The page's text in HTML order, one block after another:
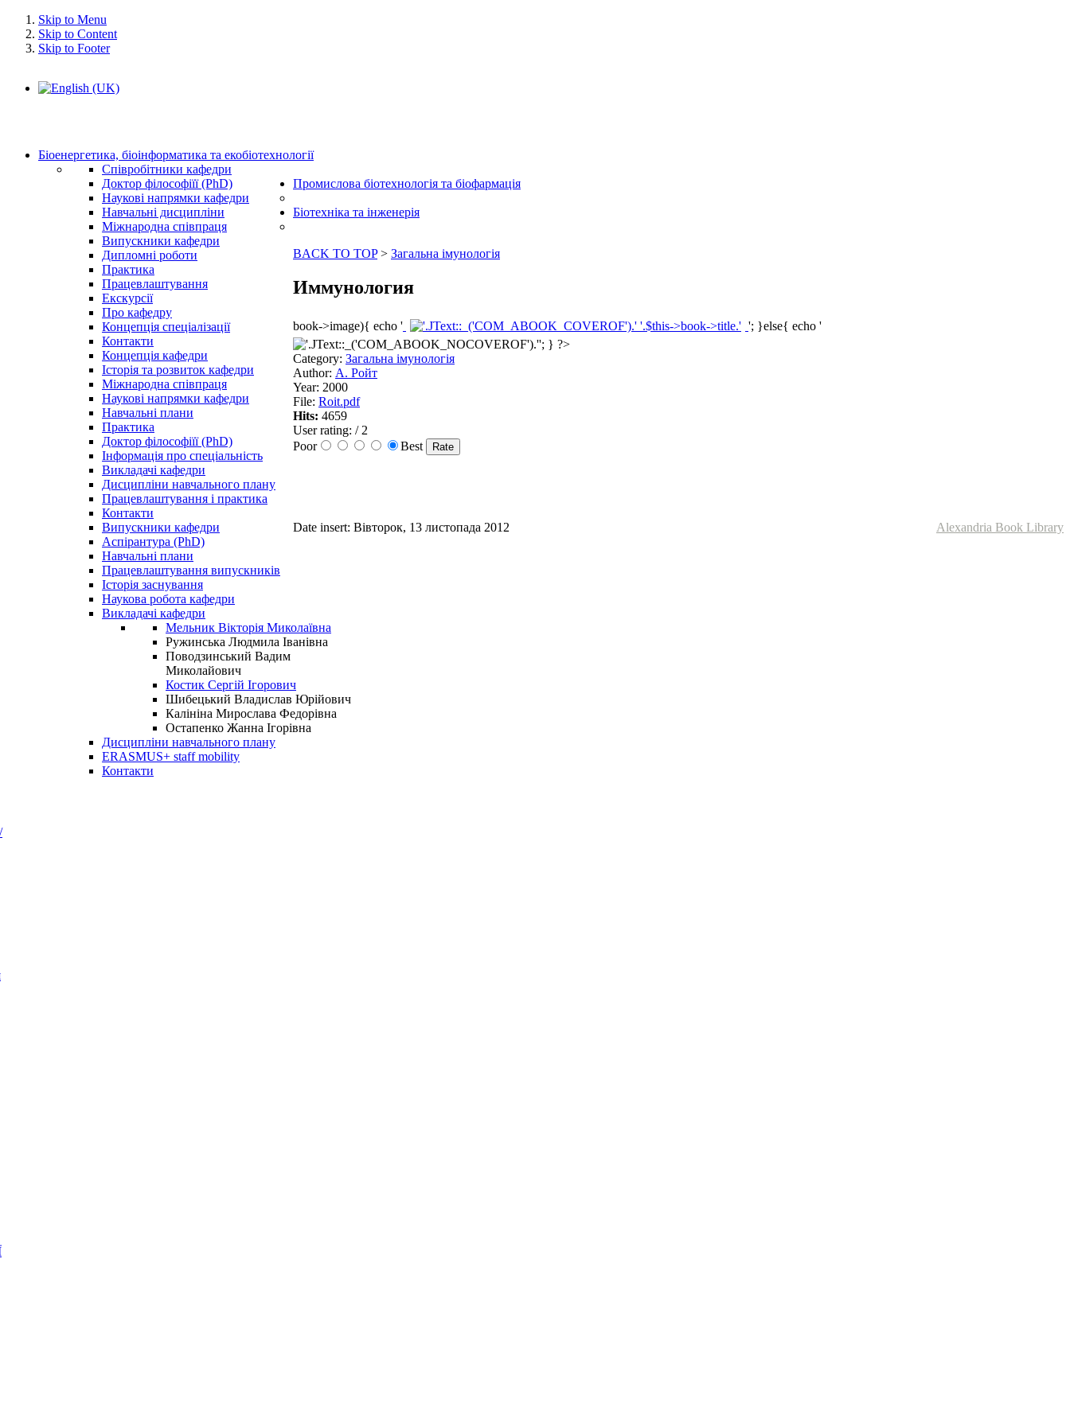
Skip to Menu
Skip to Content
Skip to Footer
Біоенергетика, біоінформатика та екобіотехнології
Співробітники кафедри
Доктор філософіїї (PhD)
Наукові напрямки кафедри
Навчальні дисципліни
Міжнародна співпраця
Випускники кафедри
Дипломні роботи
Практика
Працевлаштування
Екскурсії
Про кафедру
Концепція спеціалізації
Контакти
Концепція кафедри
Промислова біотехнологія та біофармація
Історія та розвиток кафедри
Міжнародна співпраця
Наукові напрямки кафедри
Навчальні плани
Практика
Доктор філософіїї (PhD)
Інформація про спеціальність
Викладачі кафедри
Дисципліни навчального плану
Працевлаштування і практика
Контакти
Біотехніка та інженерія
Випускники кафедри
Аспірантура (PhD)
Навчальні плани
Працевлаштування випускників
Історія заснування
Наукова робота кафедри
Викладачі кафедри
Мельник Вікторія Миколаївна
Ружинська Людмила Іванівна
Поводзинський Вадим
Миколайович
Костик Сергій Ігорович
Шибецький Владислав Юрійович
Калініна Мирослава Федорівна
Остапенко Жанна Ігорівна
Дисципліни навчального плану
ERASMUS+ staff mobility
Контакти
BACK TO TOP> Загальна імунологія
Иммунология
book->image){ echo '
'; }else{ echo '
'; } ?>
Category: Загальна імунологія
Author: А. Ройт
Year: 2000
File: Roit.pdf
Hits: 4659
User rating: / 2
Poor
Best
Date insert: Вівторок, 13 листопада 2012 Alexandria Book Library